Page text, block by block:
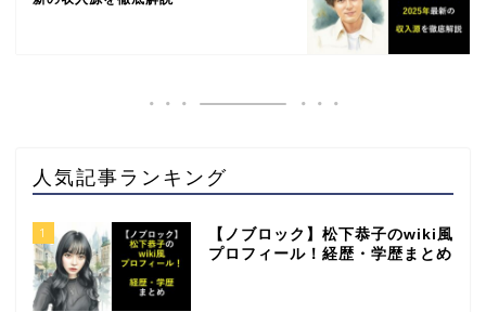
人気記事ランキング
1
【ノブロック】松下恭子のwiki風
プロフィール！経歴・学歴まとめ